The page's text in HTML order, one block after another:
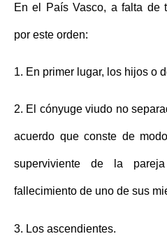
En el País Vasco, a falta de
por este orden:
1. En primer lugar, los hijos o
2. El cónyuge viudo no
acuerdo que conste de
superviviente de la
fallecimiento de uno de sus
3. Los ascendientes.